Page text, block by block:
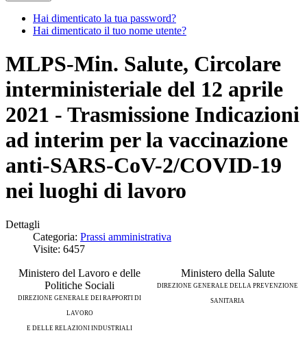
Hai dimenticato la tua password?
Hai dimenticato il tuo nome utente?
MLPS-Min. Salute, Circolare
interministeriale del 12 aprile
2021 - Trasmissione Indicazioni
ad interim per la vaccinazione
anti-SARS-CoV-2/COVID-19
nei luoghi di lavoro
Dettagli
Categoria: Prassi amministrativa
Visite: 6457
Ministero del Lavoro e delle
Politiche Sociali
DIREZIONE GENERALE DEI RAPPORTI DI
LAVORO
E DELLE RELAZIONI INDUSTRIALI
Ministero della Salute
DIREZIONE GENERALE DELLA PREVENZIONE
SANITARIA